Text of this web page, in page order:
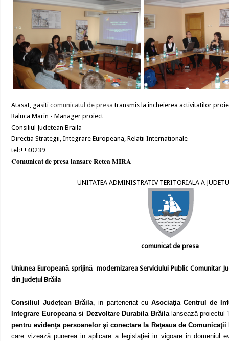
Atasat, gasiticomunicatul de presa transmis la incheierea activitatilor
Raluca Marin - Manager proiect
Consiliul Judetean Braila
Directia Strategii, Integrare Europeana, Relatii Internationale
tel:++40239
Comunicat de presa lansare Retea MIRA
UNITATEA ADMINISTRATIV TERITORIALA A
comunicat de presa
Uniunea Europeană sprijină modernizarea Serviciului Public Comunitar
din Judeţul Brăila
Consiliul Judeţean Brăila, in parteneriat cu Asociaţia Centrul de
Integrare Europeana si Dezvoltare Durabila Brăilalansează proiectul '
pentru evidenţa persoanelor şi conectare la Reţeauade Comunicaţii
care vizează punerea in aplicare a legislaţiei in vigoare in domeniul